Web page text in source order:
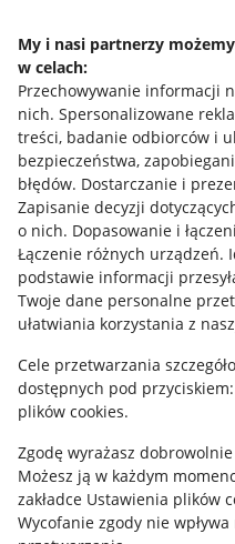
My i nasi partnerzy
w celach:
Przechowywanie informacji
nich. Spersonalizowane
treści, badanie odbiorców i
bezpieczeństwa,
błędów. Dostarczanie i
Zapisanie decyzji
o nich. Dopasowanie i
Łączenie różnych urządzeń.
podstawie informacji
Twoje dane personalne
ułatwiania korzystania z
Cele przetwarzania
dostępnych pod przyciskiem:
plików cookies.
Zgodę wyrażasz
Możesz ją w każdym
zakładce Ustawienia plików
Wycofanie zgody nie
Allegro Gadane dla
Allegro Gadane dla
Mapa miejscowości
Informacje prawne
Regulamin
Polityka plików "cookies"
Ustawienia plików "cookies"
Udostępnianie lokalizacji
Informacje dla Aktu o
Pobierz aplikację